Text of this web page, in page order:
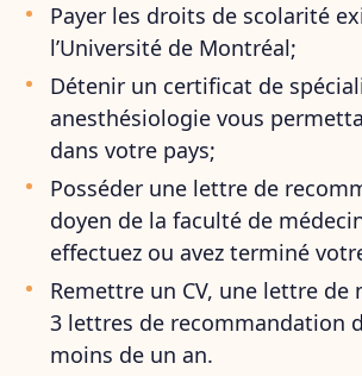
Payer les droits de scolarité
l’Université de Montréal;
Détenir un certificat de
anesthésiologie vous
dans votre pays;
Posséder une lettre de
doyen de la faculté de
effectuez ou avez terminé
Remettre un CV, une lettre
3 lettres de recommandation
moins de un an.